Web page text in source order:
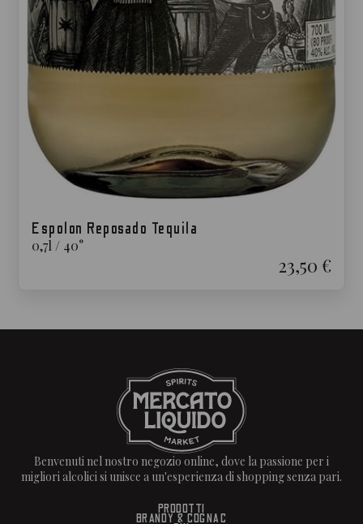
Espolon Reposado Tequila
0,7l / 40°
23,50 €
Benvenuti nel nostro negozio online, dove la passione per i
migliori alcolici si unisce a un'esperienza di shopping senza pari.
PRODOTTI
BRANDY & COGNAC